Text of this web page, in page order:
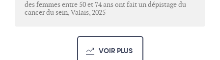
des femmes entre 50 et 74 ans ont fait un dépistage du
cancer du sein, Valais, 2025
VOIR PLUS